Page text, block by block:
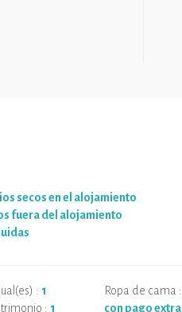
secos en el alojamiento
fuera del alojamiento
: 1
: 1
Ropa de cama :
con pago extra